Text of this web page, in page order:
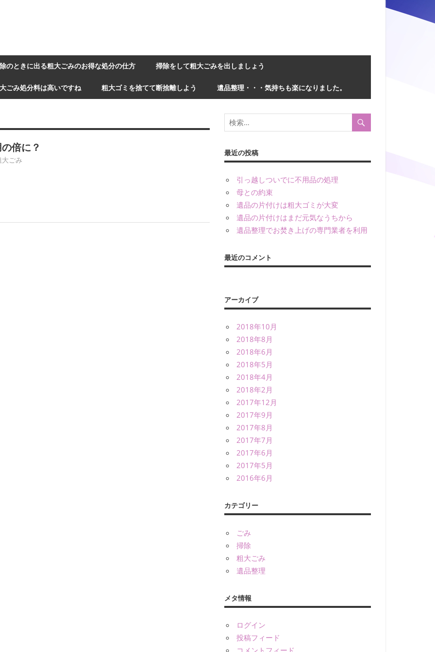
のときに出る粗大ごみのお得な処分の仕方 掃除をして粗大ごみを出しましょう
ごみ処分料は高いですね 粗大ゴミを捨てて断捨離しよう 遺品整理・・・気持ちも楽になりました。
倍に？
大ごみ
最近の投稿
引っ越しついでに不用品の処理
母との約束
遺品の片付けは粗大ゴミが大変
遺品の片付けはまだ元気なうちから
遺品整理でお焚き上げの専門業者を利用
最近のコメント
アーカイブ
2018年10月
2018年8月
2018年6月
2018年5月
2018年4月
2018年2月
2017年12月
2017年9月
2017年8月
2017年7月
2017年6月
2017年5月
2016年6月
カテゴリー
ごみ
掃除
粗大ごみ
遺品整理
メタ情報
ログイン
投稿フィード